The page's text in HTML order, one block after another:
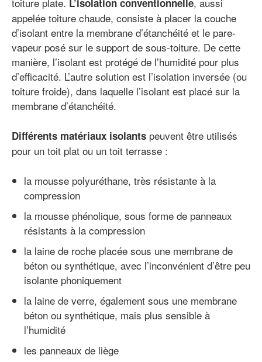
appelée toiture chaude, consiste à placer la couche
d’isolant entre la membrane d’étanchéité et le pare-
vapeur posé sur le support de sous-toiture. De cette
manière, l’isolant est protégé de l’humidité pour plus
d’efficacité. L’autre solution est l’isolation inversée (ou
toiture froide), dans laquelle l’isolant est placé sur la
membrane d’étanchéité.
Différents matériaux isolants peuvent être utilisés
pour un toit plat ou un toit terrasse :
la mousse polyuréthane, très résistante à la
compression
la mousse phénolique, sous forme de panneaux
résistants à la compression
la laine de roche placée sous une membrane de
béton ou synthétique, avec l’inconvénient d’être peu
isolante phoniquement
la laine de verre, également sous une membrane
béton ou synthétique, mais plus sensible à
l’humidité
les panneaux de liège